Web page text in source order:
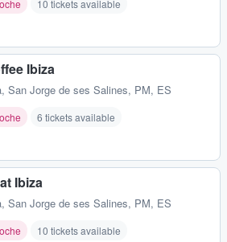
10 tickets available
Ibiza
, San Jorge de ses Salines, PM, ES
6 tickets available
Ibiza
, San Jorge de ses Salines, PM, ES
10 tickets available